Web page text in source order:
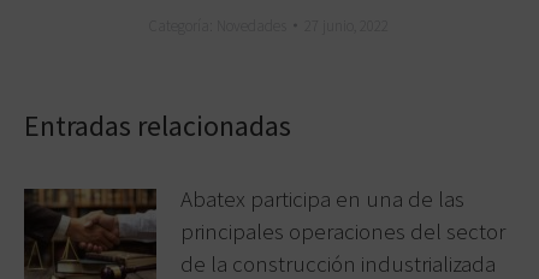
Entradas relacionadas
Abatex participa en una de las
principales operaciones del sector
de la construcción industrializada